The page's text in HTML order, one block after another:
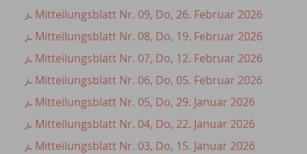
Mitteilungsblatt Nr. 09, Do, 26. Februar 2026
Mitteilungsblatt Nr. 08, Do, 19. Februar 2026
Mitteilungsblatt Nr. 07, Do, 12. Februar 2026
Mitteilungsblatt Nr. 06, Do, 05. Februar 2026
Mitteilungsblatt Nr. 05, Do, 29. Januar 2026
Mitteilungsblatt Nr. 04, Do, 22. Januar 2026
Mitteilungsblatt Nr. 03, Do, 15. Januar 2026